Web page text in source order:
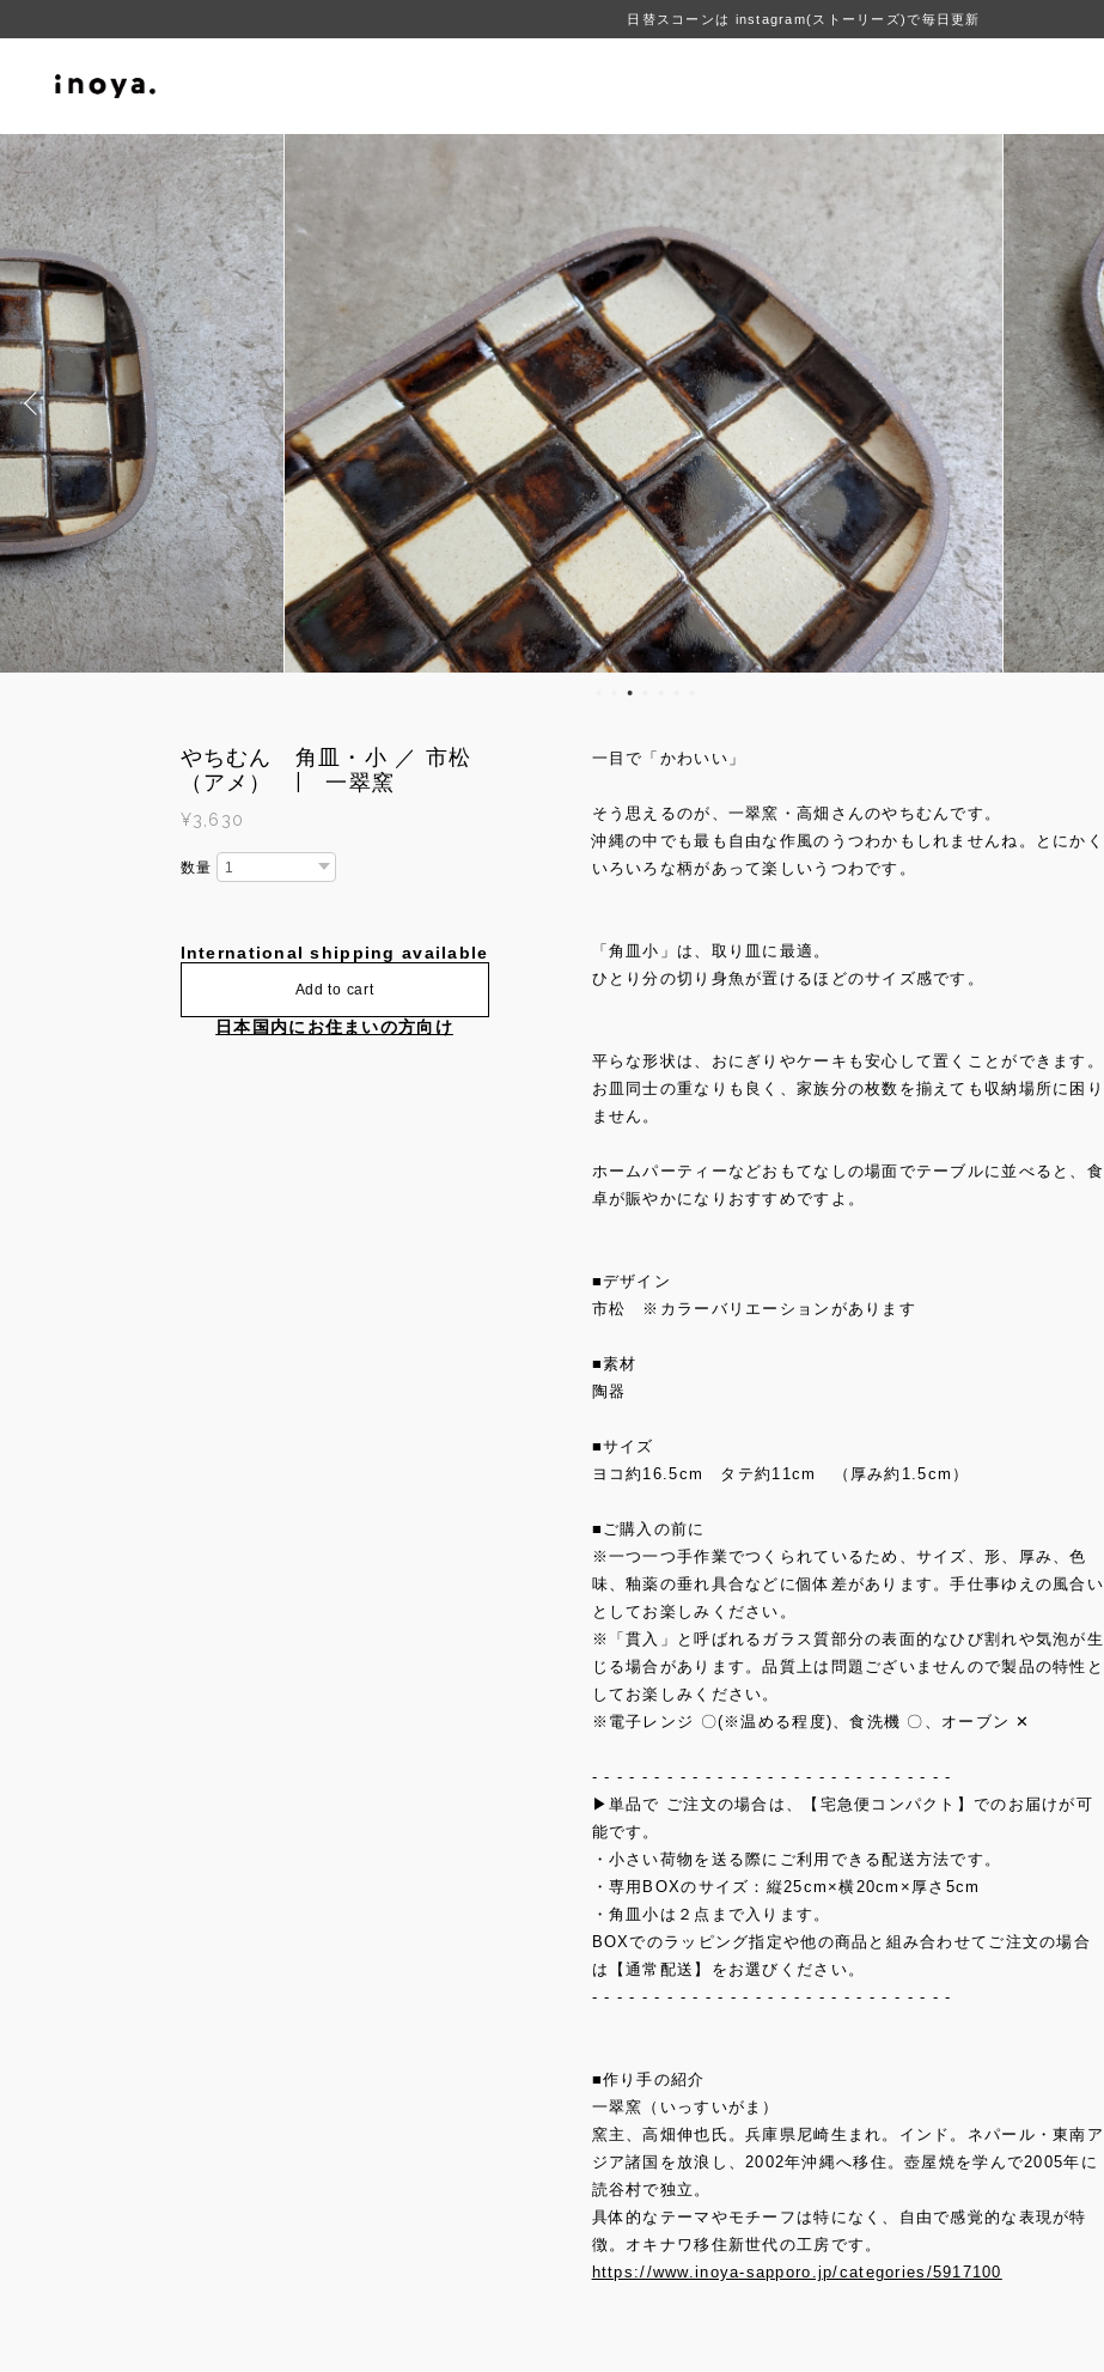
日替スコーンは instagram(ストーリーズ)で毎日更新
やちむん 角皿・小 ／ 市松
（アメ） | 一翠窯
¥3,630
数量
International shipping available
Add to cart
日本国内にお住まいの方向け
一目で「かわいい」
そう思えるのが、一翠窯・高畑さんのやちむんです。
沖縄の中でも最も自由な作風のうつわかもしれませんね。とにかく
いろいろな柄があって楽しいうつわです。
「角皿小」は、取り皿に最適。
ひとり分の切り身魚が置けるほどのサイズ感です。
平らな形状は、おにぎりやケーキも安心して置くことができます。
お皿同士の重なりも良く、家族分の枚数を揃えても収納場所に困り
ません。
ホームパーティーなどおもてなしの場面でテーブルに並べると、食
卓が賑やかになりおすすめですよ。
■デザイン
市松 ※カラーバリエーションがあります
■素材
陶器
■サイズ
ヨコ約16.5cm タテ約11cm （厚み約1.5cm）
■ご購入の前に
※一つ一つ手作業でつくられているため、サイズ、形、厚み、色
味、釉薬の垂れ具合などに個体差があります。手仕事ゆえの風合い
としてお楽しみください。
※「貫入」と呼ばれるガラス質部分の表面的なひび割れや気泡が生
じる場合があります。品質上は問題ございませんので製品の特性と
してお楽しみください。
※電子レンジ 〇(※温める程度)、食洗機 〇、オーブン ✕
- - - - - - - - - - - - - - - - - - - - - - - - - - - - -
▶単品で ご注文の場合は、【宅急便コンパクト】でのお届けが可
能です。
・小さい荷物を送る際にご利用できる配送方法です。
・専用BOXのサイズ：縦25cm×横20cm×厚さ5cm
・角皿小は２点まで入ります。
BOXでのラッピング指定や他の商品と組み合わせてご注文の場合
は【通常配送】をお選びください。
- - - - - - - - - - - - - - - - - - - - - - - - - - - - -
■作り手の紹介
一翠窯（いっすいがま）
窯主、高畑伸也氏。兵庫県尼崎生まれ。インド。ネパール・東南ア
ジア諸国を放浪し、2002年沖縄へ移住。壺屋焼を学んで2005年に
読谷村で独立。
具体的なテーマやモチーフは特になく、自由で感覚的な表現が特
徴。オキナワ移住新世代の工房です。
https://www.inoya-sapporo.jp/categories/5917100